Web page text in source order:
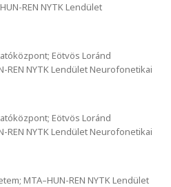
REN NYTK Lendület
Eötvös Loránd
REN NYTK Lendület Neurofonetikai
Eötvös Loránd
REN NYTK Lendület Neurofonetikai
MTA–HUN-REN NYTK Lendület